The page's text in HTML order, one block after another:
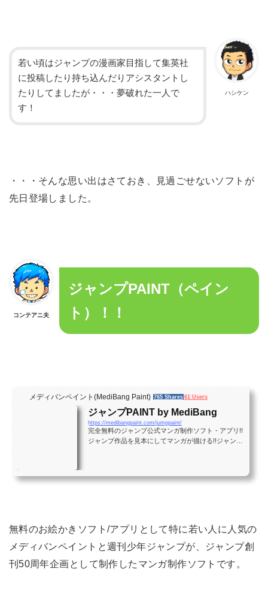
ハシケン
若い頃はジャンプの漫画家目指して集英社
に投稿したり持ち込んだりアシスタントし
たりしてましたが・・・夢破れた一人で
す！
・・・そんな思い出はさておき、見過ごせないソフトが
先日登場しました。
コンテアニ夫
ジャンプPAINT（ペイン
ト）！！
メディバンペイント(MediBang Paint) 765 Shares 61 Users
ジャンプPAINT by MediBang
https://medibangpaint.com/jumppaint/
完全無料のジャンプ公式マンガ制作ソフト・アプリ!!
ジャンプ作品を見本にしてマンガが描ける!!ジャンプ
無料のお絵かきソフト/アプリとして特に若い人に人気の
メディバンペイントと週刊少年ジャンプが、ジャンプ創
刊50周年企画として制作したマンガ制作ソフトです。